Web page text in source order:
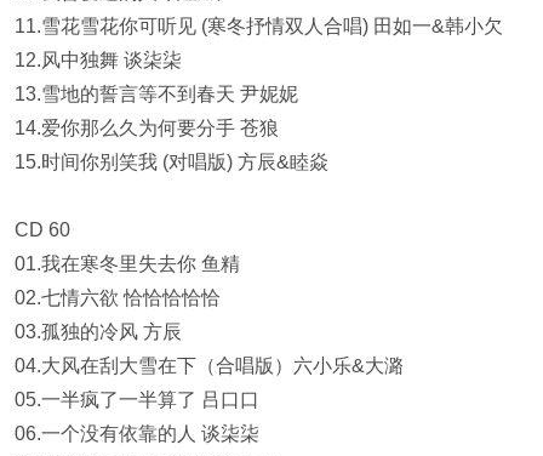
11.雪花雪花你可听见 (寒冬抒情双人合唱) 田如一&韩小欠
12.风中独舞 谈柒柒
13.雪地的誓言等不到春天 尹妮妮
14.爱你那么久为何要分手 苍狼
15.时间你别笑我 (对唱版) 方辰&睦焱
CD 60
01.我在寒冬里失去你 鱼精
02.七情六欲 恰恰恰恰恰
03.孤独的冷风 方辰
04.大风在刮大雪在下（合唱版）六小乐&大潞
05.一半疯了一半算了 吕口口
06.一个没有依靠的人 谈柒柒